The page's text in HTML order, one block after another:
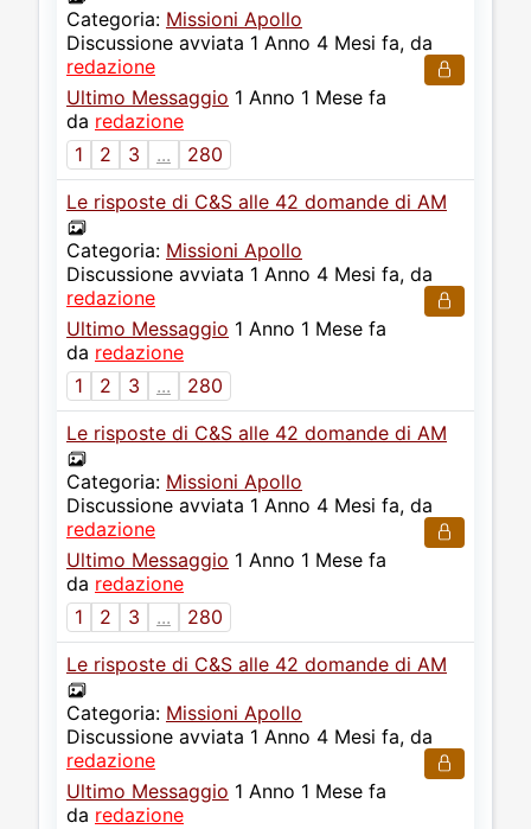
Categoria: Missioni Apollo
Discussione avviata 1 Anno 4 Mesi fa, da
redazione
Ultimo Messaggio 1 Anno 1 Mese fa
da redazione
1
2 3 ...
280
Le risposte di C&S alle 42 domande di AM
Categoria: Missioni Apollo
Discussione avviata 1 Anno 4 Mesi fa, da
redazione
Ultimo Messaggio 1 Anno 1 Mese fa
da redazione
1
2 3 ...
280
Le risposte di C&S alle 42 domande di AM
Categoria: Missioni Apollo
Discussione avviata 1 Anno 4 Mesi fa, da
redazione
Ultimo Messaggio 1 Anno 1 Mese fa
da redazione
1
2 3 ...
280
Le risposte di C&S alle 42 domande di AM
Categoria: Missioni Apollo
Discussione avviata 1 Anno 4 Mesi fa, da
redazione
Ultimo Messaggio 1 Anno 1 Mese fa
da redazione